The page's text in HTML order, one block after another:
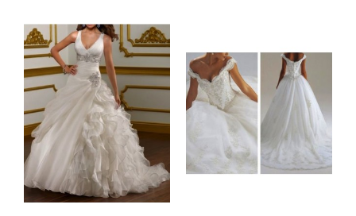
SPOSA
ABITI
SOTTOGONNE
VELI
BAMBINA